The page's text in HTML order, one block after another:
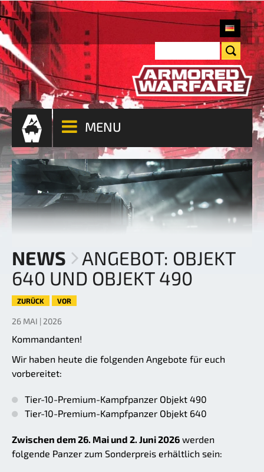
MENU
NEWS
ANGEBOT: OBJEKT
640 UND OBJEKT 490
ZURÜCK VOR
26 MAI | 2026
Kommandanten!
Wir haben heute die folgenden Angebote für euch
vorbereitet:
Tier-10-Premium-Kampfpanzer Objekt 490
Tier-10-Premium-Kampfpanzer Objekt 640
Zwischen dem 26. Mai und 2. Juni 2026 werden
folgende Panzer zum Sonderpreis erhältlich sein: